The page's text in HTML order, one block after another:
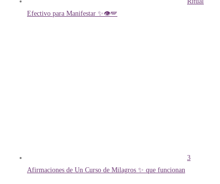
Efectivo para Manifestar ✨👁️🪽
3
Afirmaciones de Un Curso de Milagros ✨ que funcionan